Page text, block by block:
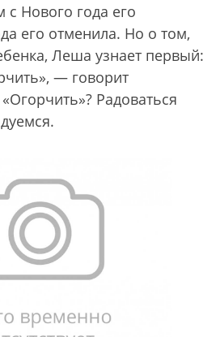
с Нового года его
его отменила. Но о том,
Леша узнает первый:
— говорит
Радоваться